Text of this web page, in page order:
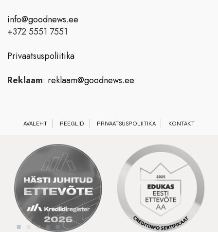
info@goodnews.ee
+372 5551 7551
Privaatsuspoliitika
Reklaam: reklaam@goodnews.ee
AVALEHT REEGLID PRIVAATSUSPOLIITIKA KONTAKT